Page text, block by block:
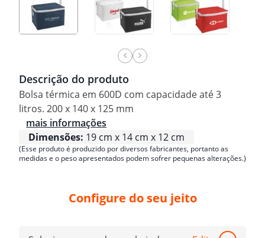
Descrição do produto
Bolsa térmica em 600D com capacidade até 3
litros. 200 x 140 x 125 mm
mais informações
Dimensões: 19 cm x 14 cm x 12 cm
(Esse produto é produzido por diversos fabricantes, portanto as
medidas e o peso apresentados podem sofrer pequenas alterações.)
Configure do seu jeito